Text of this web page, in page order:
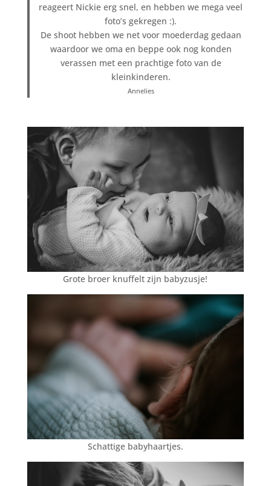
reageert Nickie erg snel, en hebben we mega veel
foto’s gekregen :).
De shoot hebben we net voor moederdag gedaan
waardoor we oma en beppe ook nog konden
verassen met een prachtige foto van de
kleinkinderen.
Annelies
Grote broer knuffelt zijn babyzusje!
Schattige babyhaartjes.